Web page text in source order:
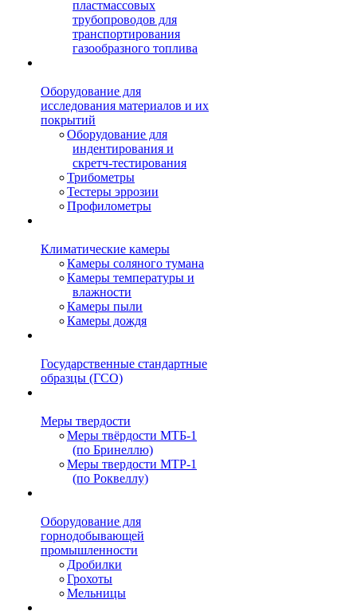
пластмассовых
трубопроводов для
транспортирования
газообразного топлива
Оборудование для
исследования материалов и их
покрытий
Оборудование для
индентирования и
скретч-тестирования
Трибометры
Тестеры эррозии
Профилометры
Климатические камеры
Камеры соляного тумана
Камеры температуры и
влажности
Камеры пыли
Камеры дождя
Государственные стандартные
образцы (ГСО)
Меры твердости
Меры твёрдости МТБ-1
(по Бринеллю)
Меры твердости МТР-1
(по Роквеллу)
Оборудование для
горнодобывающей
промышленности
Дробилки
Грохоты
Мельницы